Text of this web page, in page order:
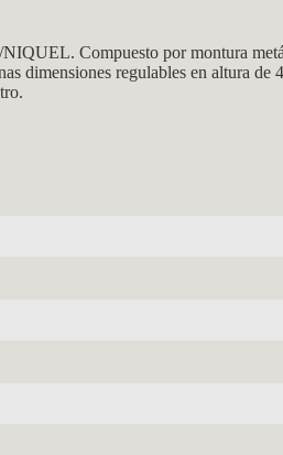
Compuesto por montura
dimensiones regulables en altura